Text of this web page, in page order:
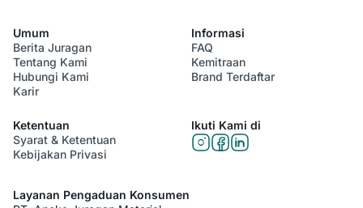
Umum
Berita Juragan
Tentang Kami
Hubungi Kami
Karir
Informasi
FAQ
Kemitraan
Brand Terdaftar
Ketentuan
Syarat & Ketentuan
Kebijakan Privasi
Ikuti Kami di
Layanan Pengaduan Konsumen